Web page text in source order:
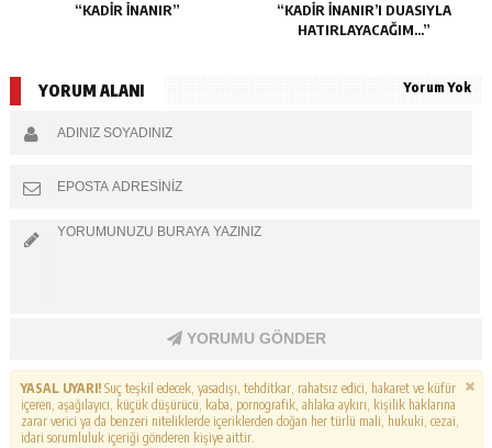
“KADIR İNANIR”
“KADIR İNANIR’I DUASIYLA
HATIRLAYACAĞIM…”
YORUM ALANI Yorum Yok
YORUMU GÖNDER
YASAL UYARI!Suç teşkil edecek, yasadışı, tehditkar, rahatsız edici, hakaret ve küfür
içeren, aşağılayıcı, küçük düşürücü, kaba, pornografik, ahlaka aykırı, kişilik haklarına
zarar verici ya da benzeri niteliklerde içeriklerden doğan her türlü mali, hukuki, cezai,
idari sorumluluk içeriği gönderen kişiye aittir.